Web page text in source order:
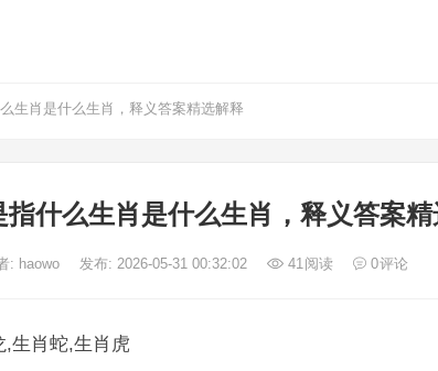
生肖是什么生肖，释义答案精选解释
指什么生肖是什么生肖，释义答案
: haowo 发布: 2026-05-31 00:32:02 41阅读 0评论
,生肖蛇,生肖虎